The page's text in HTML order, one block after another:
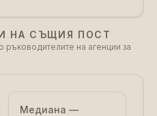
НА СЪЩИЯ ПОСТ
на агенции за
Медиана —